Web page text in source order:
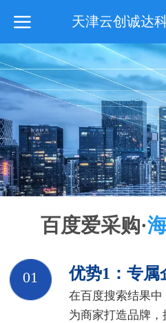
天津云创诚达
百度爱采购·
01 优势1：专属
在百度搜索结果
为商家打造品牌，